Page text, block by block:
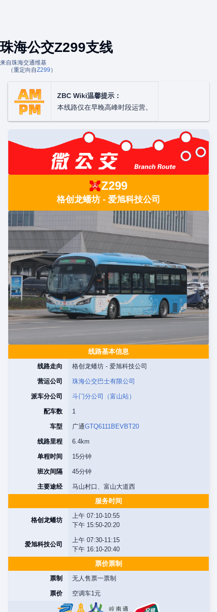
珠海公交Z299支线
来自珠海交通维基
（重定向自Z299 ）
ZBC Wiki温馨提示：
本线路仅在早晚高峰时段运营。
Z299
格创龙蟠坊 - 爱旭科技公司
线路基本信息
线路走向 格创龙蟠坊 - 爱旭科技公司
营运公司 珠海公交巴士有限公司
派车分公司 斗门分公司（富山站）
配车数 1
车型 广通GTQ6111BEVBT20
线路里程 6.4km
单程时间 15分钟
班次间隔 45分钟
主要途经 马山村口、富山大道西
服务时间
格创龙蟠坊
上午 07:10-10:55
下午 15:50-20:20
爱旭科技公司
上午 07:30-11:15
下午 16:10-20:40
票价票制
票制 无人售票一票制
票价 空调车1元